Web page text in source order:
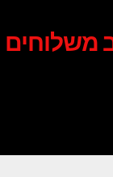
משלוחים